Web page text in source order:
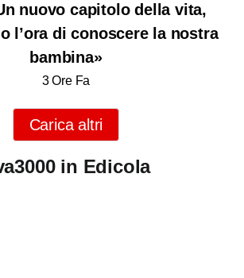
nuovo capitolo della vita,
l’ora di conoscere la nostra
bambina»
3 Ore Fa
Carica altri
in Edicola